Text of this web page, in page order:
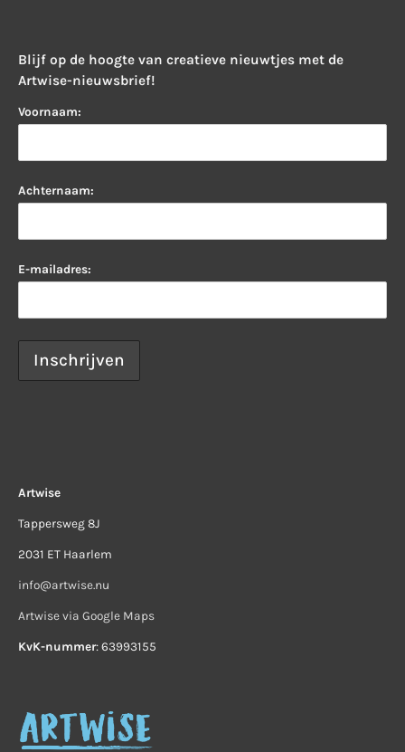
Blijf op de hoogte van creatieve nieuwtjes met de
Artwise-nieuwsbrief!
Voornaam:
Achternaam:
E-mailadres:
Artwise
Tappersweg 8J
2031 ET Haarlem
info@artwise.nu
Artwise via Google Maps
KvK-nummer: 63993155